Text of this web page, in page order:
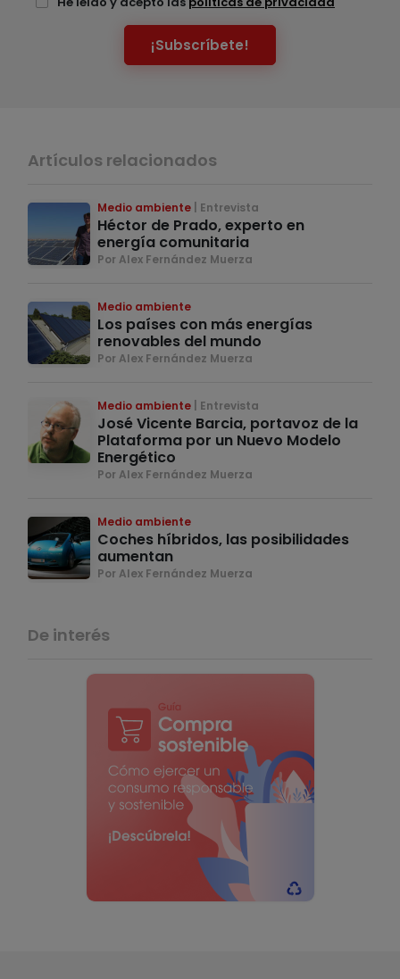
¡Subscríbete!
Artículos relacionados
Medio ambiente Entrevista
Héctor de Prado, experto en
energía comunitaria
Por Alex Fernández Muerza
Medio ambiente
Los países con más energías
renovables del mundo
Por Alex Fernández Muerza
Medio ambiente Entrevista
José Vicente Barcia, portavoz de la
Plataforma por un Nuevo Modelo
Energético
Por Alex Fernández Muerza
Medio ambiente
Coches híbridos, las posibilidades
aumentan
Por Alex Fernández Muerza
De interés